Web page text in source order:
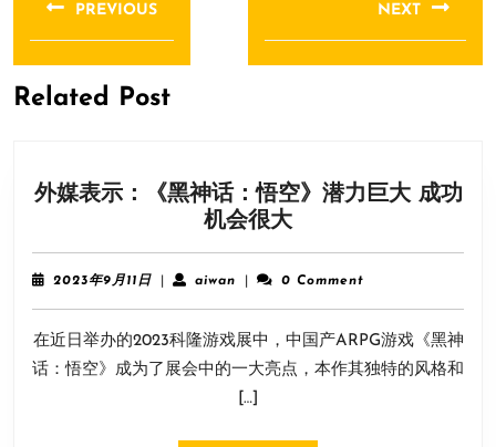
导
航
PREVIOUS
post:
NEXT
post:
Related Post
外媒表示：《黑神话：悟空》潜力巨大 成功
机会很大外
媒
表
《黑
神
话：
2023年9月11日2023
月
11
日
aiwanaiwan 0 Comment
在近日举办的2023科隆游戏展中，中国产ARPG游戏《黑神
话：悟空》成为了展会中的一大亮点，本作其独特的风格和
[…]